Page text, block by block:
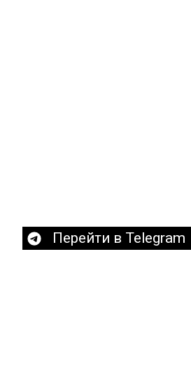
Перейти в Telegram